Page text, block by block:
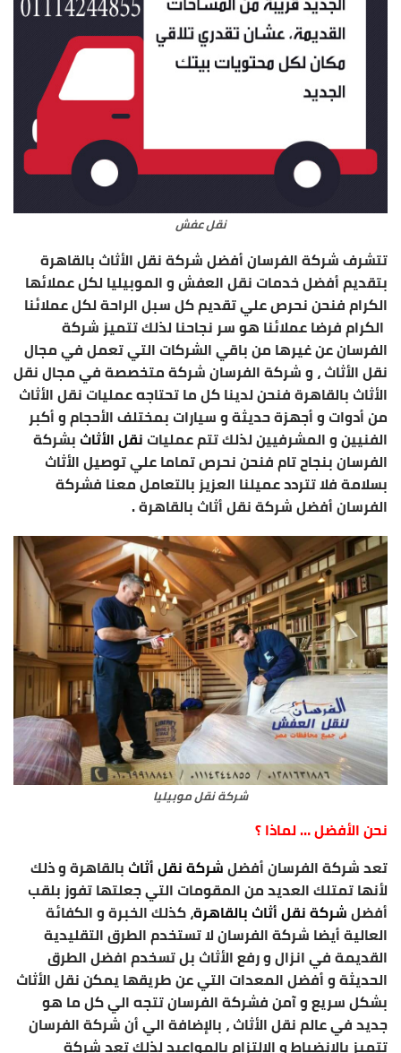
نقل عفش
تتشرف شركة الفرسانأفضل شركة نقل الأثاث بالقاهرة
بتقديم أفضل خدمات نقل العفش و الموبيليا لكل عملائها
الكرام فنحن نحرص علي تقديم كل سبل الراحة لكل عملائنا
الكرام فرضا عملائنا هو سر نجاحنا لذلك تتميز شركة
الفرسان عن غيرها من باقي الشركات التي تعمل في مجال
نقل الأثاث ، و شركة الفرسان شركة متخصصة في مجال نقل
الأثاث بالقاهرة فنحن لدينا كل ما تحتاجه عمليات نقل الأثاث
من أدوات و أجهزة حديثة و سيارات بمختلف الأحجام و أكبر
الفنيين و المشرفيين لذلك تتم عمليات نقل الأثاث بشركة
الفرسان بنجاح تام فنحن نحرص تماما علي توصيل الأثاث
بسلامة فلا تتردد عميلنا العزيز بالتعامل معنا فشركة
الفرسان أفضل شركة نقل أثاث بالقاهرة .
شركة نقل موبيليا
نحن الأفضل … لماذا ؟
تعد شركة الفرسان أفضلشركة نقل أثاث بالقاهرة و ذلك
لأنها تمتلك العديد من المقومات التي جعلتها تفوز بلقب
أفضلشركة نقل أثاث بالقاهرة، كذلك الخبرة و الكفائة
العالية أيضا شركة الفرسان لا تستخدم الطرق التقليدية
القديمة في انزال و رفع الأثاث بل تسخدم افضل الطرق
الحديثة و أفضل المعدات التي عن طريقها يمكن نقل الأثاث
بشكل سريع و آمن فشركة الفرسان تتجه الي كل ما هو
جديد في عالم نقل الأثاث ، بالإضافة الي أن شركة الفرسان
تتميز بالإنضباط و الإلتزام بالمواعيد لذلك تعد شركة